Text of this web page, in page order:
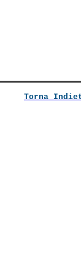
Torna